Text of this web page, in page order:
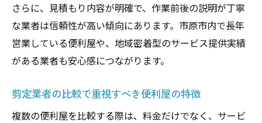
さらに、見積もり内容が明確で、作業前後の説明が丁寧
な業者は信頼性が高い傾向にあります。市原市内で長年
営業している便利屋や、地域密着型のサービス提供実績
がある業者も安心感につながります。
剪定業者の比較で重視すべき便利屋の特徴
複数の便利屋を比較する際は、料金だけでなく、サービ